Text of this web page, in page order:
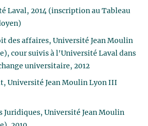
Laval, 2014 (inscription au Tableau
des affaires, Université Jean Moulin
cour suivis à l'Université Laval dans
universitaire, 2012
Université Jean Moulin Lyon III
Juridiques, Université Jean Moulin